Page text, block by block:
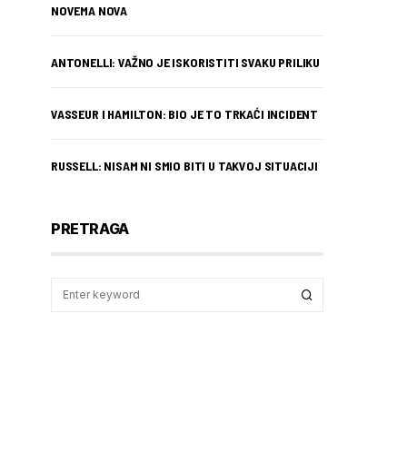
NOVEMA NOVA
ANTONELLI: VAŽNO JE ISKORISTITI SVAKU PRILIKU
VASSEUR I HAMILTON: BIO JE TO TRKAĆI INCIDENT
RUSSELL: NISAM NI SMIO BITI U TAKVOJ SITUACIJI
PRETRAGA